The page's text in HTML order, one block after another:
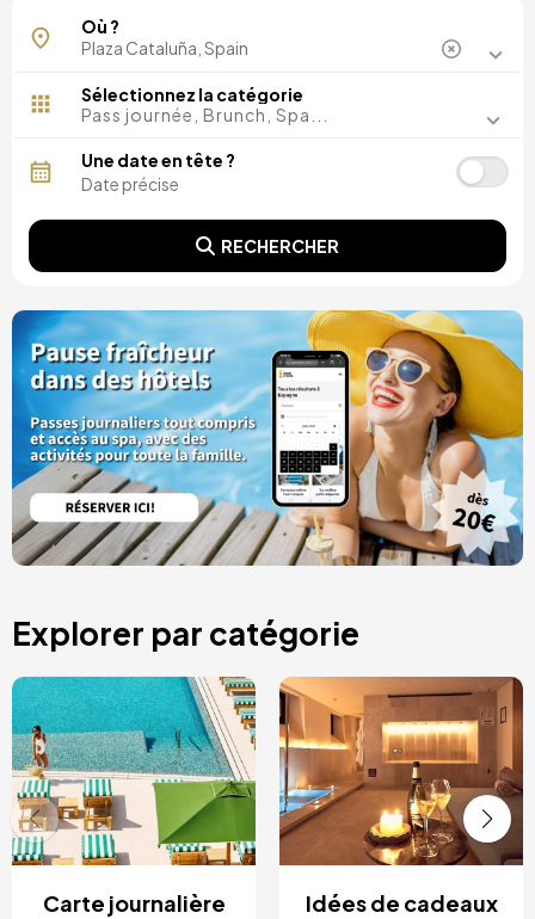
Où ?
Sélectionnez la catégorie
Pass journée, Brunch, Spa...
Une date en tête ?
RECHERCHER
Explorer par catégorie
Carte journalière Idées de cadeaux